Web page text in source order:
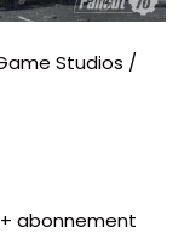
Studios /
abonnement